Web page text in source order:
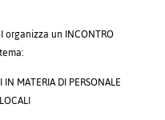
organizza un INCONTRO
MATERIA DI PERSONALE